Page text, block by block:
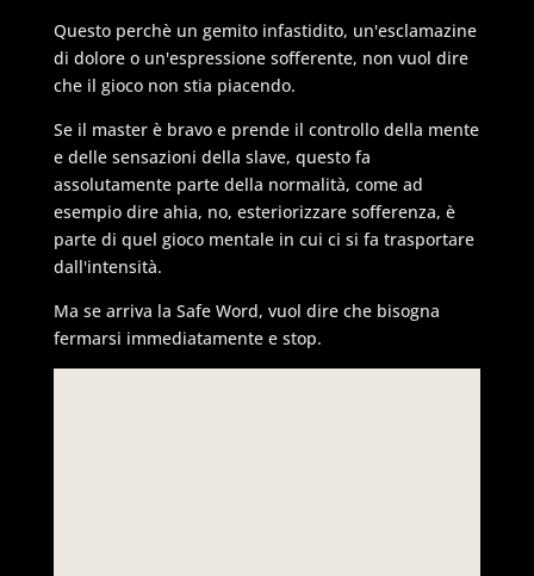
Questo perchè un gemito infastidito, un'esclamazine
di dolore o un'espressione sofferente, non vuol dire
che il gioco non stia piacendo.
Se il master è bravo e prende il controllo della mente
e delle sensazioni della slave, questo fa
assolutamente parte della normalità, come ad
esempio dire ahia, no, esteriorizzare sofferenza, è
parte di quel gioco mentale in cui ci si fa trasportare
dall'intensità.
Ma se arriva la Safe Word, vuol dire che bisogna
fermarsi immediatamente e stop.